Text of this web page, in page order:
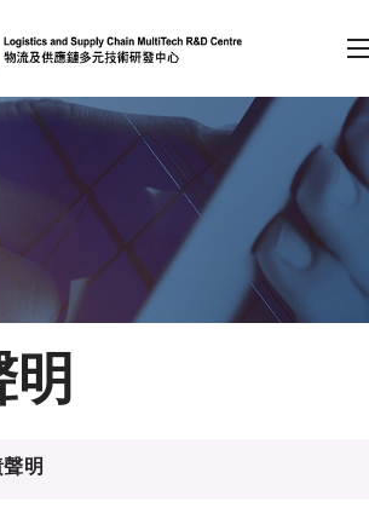
容（按回車鍵）
會員登入
A A EN 繁 简
明
明